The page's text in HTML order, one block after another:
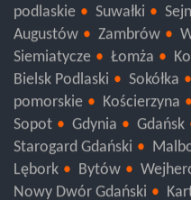
Krosno
Jasło Brzozów
podlaskie
Suwałki
Augustów
Zambrów
Siemiatycze
Łomża
Bielsk Podlaski
Sokółka
pomorskie
Kościerzyna
Sopot
Gdynia Gdańsk
Starogard Gdański
Lębork
Bytów